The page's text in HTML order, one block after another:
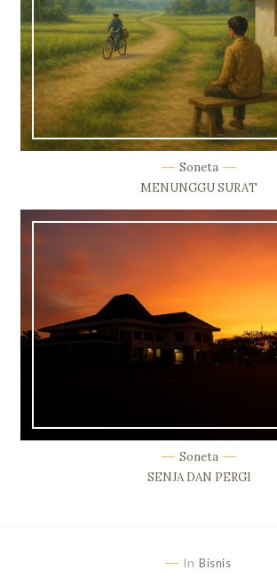
Soneta
MENUNGGU SURAT
Soneta
SENJA DAN PERGI
In Bisnis